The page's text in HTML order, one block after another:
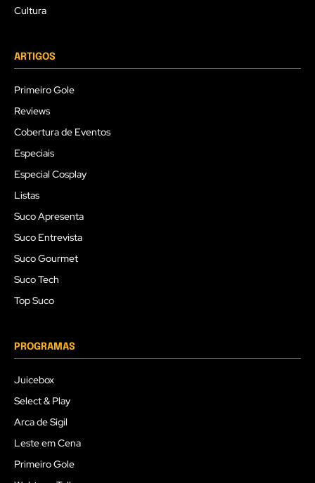
Cultura
ARTIGOS
Primeiro Gole
Reviews
Cobertura de Eventos
Especiais
Especial Cosplay
Listas
Suco Apresenta
Suco Entrevista
Suco Gourmet
Suco Tech
Top Suco
PROGRAMAS
Juicebox
Select & Play
Arca de Sigil
Leste em Cena
Primeiro Gole